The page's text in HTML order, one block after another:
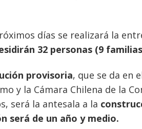
días se realizará la
32 personas (9
provisoria, que se da en
y la Cámara Chilena de la
será la antesala a la
será de un año y medio.